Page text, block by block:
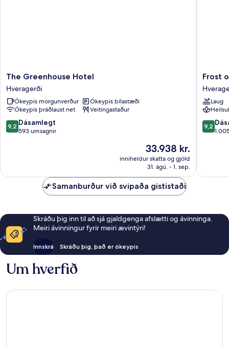
The
Greenhouse
Hotel
Hveragerði
The Greenhouse Hotel
Hveragerði
Ókeypis morgunverður
Ókeypis bílastæði
Ókeypis þráðlaust net
Veitingastaður
9.2
af
9,2 Dásamlegt
593 umsagnir
Verðið
er
33.938 kr.
33.938 kr.
inniheldur skatta og gjöld
31. ágú. - 1. sep.
Frost
og
funi
Hotel
Frost
Laug
9.2
af
9,2
Samanburður við svipaða gististaði
Skráðu þig inn til að sjá gjaldgenga afslætti og ávinninga.
Meiri ávinningur fyrir meiri ævintýri!
Innskrá Skráðu þig, það er ókeypis
Um hverfið